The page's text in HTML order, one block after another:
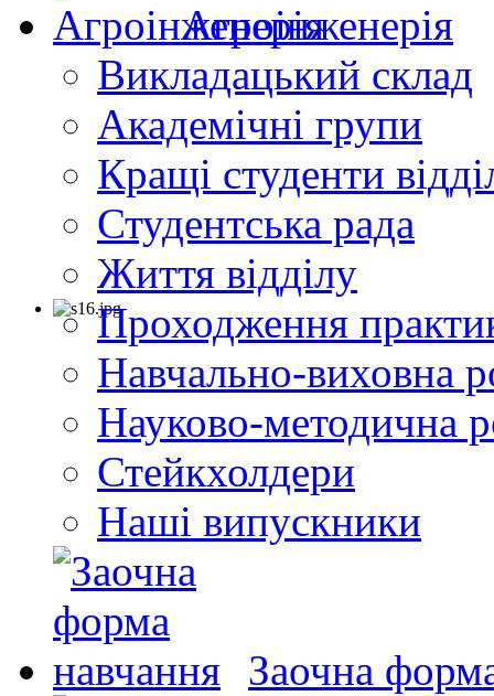
Агроінженерія
Викладацький склад
Академічні групи
Кращі студенти
Студентська рада
Життя відділу
Проходження
Навчально-виховна
Науково-методична
Стейкхолдери
Наші випускники
Заочна